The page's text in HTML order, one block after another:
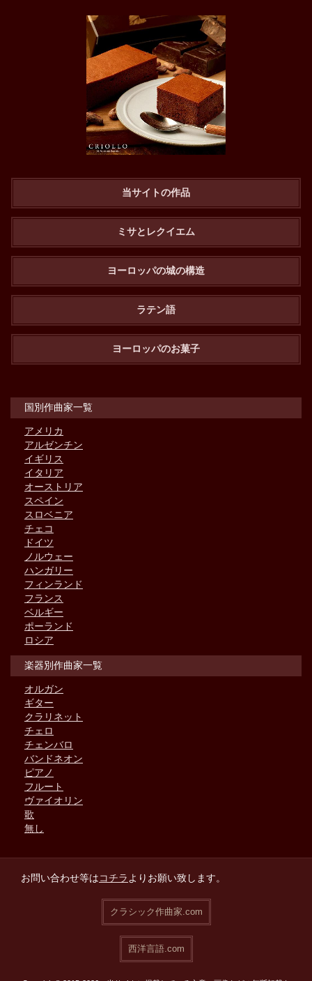
当サイトの作品
ミサとレクイエム
ヨーロッパの城の構造
ラテン語
ヨーロッパのお菓子
国別作曲家一覧
アメリカ
アルゼンチン
イギリス
イタリア
オーストリア
スペイン
スロベニア
チェコ
ドイツ
ノルウェー
ハンガリー
フィンランド
フランス
ベルギー
ポーランド
ロシア
楽器別作曲家一覧
オルガン
ギター
クラリネット
チェロ
チェンバロ
バンドネオン
ピアノ
フルート
ヴァイオリン
歌
無し
お問い合わせ等はコチラよりお願い致します。
クラシック作曲家.com
西洋言語.com